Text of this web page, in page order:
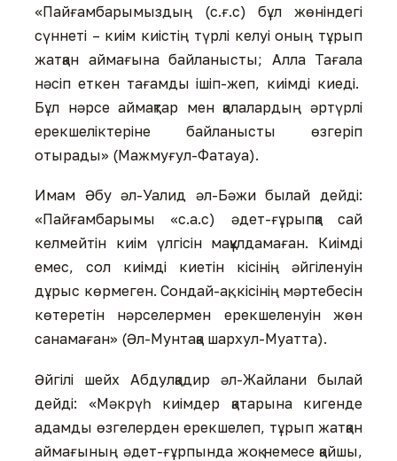
«Пайғамбарымыздың (с.ғ.с) бұл жөніндегі
сүннеті – киім киістің түрлі келуі оның тұрып
жатқан аймағына байланысты; Алла Тағала
нәсіп еткен тағамды ішіп-жеп, киімді киеді.
Бұл нәрсе аймақтар мен қалалардың әртүрлі
ерекшеліктеріне байланысты өзгеріп
отырады» (Мажмуғул-Фатауа).
Имам Әбу әл-Уалид әл-Бәжи былай дейді:
«Пайғамбарымы «с.а.с) әдет-ғұрыпқа сай
келмейтін киім үлгісін мақұлдамаған. Киімді
емес, сол киімді киетін кісінің әйгіленуін
дұрыс көрмеген. Сондай-ақ, кісінің мәртебесін
көтеретін нәрселермен ерекшеленуін жөн
санамаған» (Әл-Мунтақа шархул-Муатта).
Әйгілі шейх Абдулқадир әл-Жайлани былай
дейді: «Мәкрүһ киімдер қатарына кигенде
адамды өзгелерден ерекшелеп, тұрып жатқан
аймағының әдет-ғұрпында жоқ немесе қайшы,